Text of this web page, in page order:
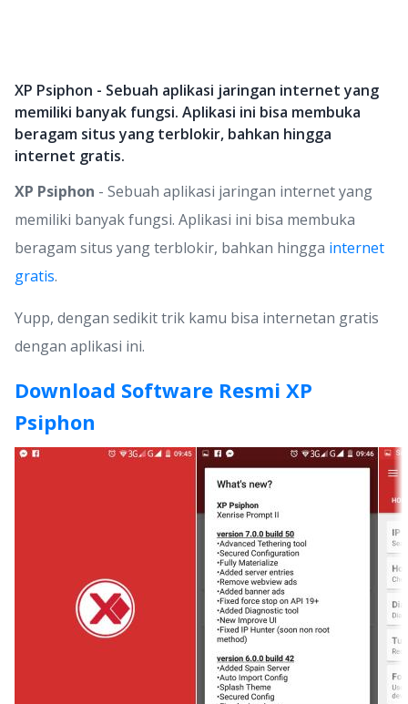
XP Psiphon - Sebuah aplikasi jaringan internet yang
memiliki banyak fungsi. Aplikasi ini bisa membuka
beragam situs yang terblokir, bahkan hingga
internet gratis.
XP Psiphon - Sebuah aplikasi jaringan internet yang
memiliki banyak fungsi. Aplikasi ini bisa membuka
beragam situs yang terblokir, bahkan hingga internet
gratis.
Yupp, dengan sedikit trik kamu bisa internetan gratis
dengan aplikasi ini.
Download Software Resmi XP
Psiphon